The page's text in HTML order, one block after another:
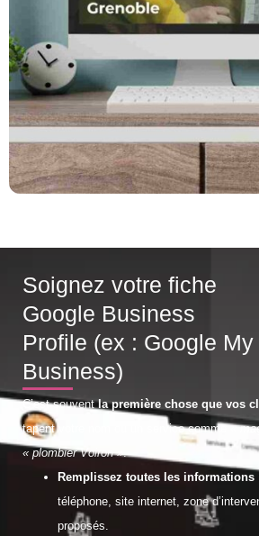
Soignez votre fiche
Google Business
Profile (ex : Google My
Business)
C’est souventla première chose que vos
tapent votre nom ou un service comme«
« plombier Voiron ».
Remplissez toutes les informations
téléphone, site internet, zone
proposés.